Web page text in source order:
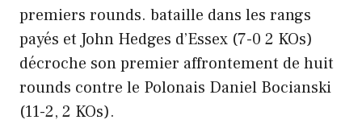
premiers rounds. bataille dans les rangs
payés et John Hedges d’Essex (7-0 2 KOs)
décroche son premier affrontement de huit
rounds contre le Polonais Daniel Bocianski
(11-2, 2 KOs).